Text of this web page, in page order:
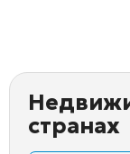
странах